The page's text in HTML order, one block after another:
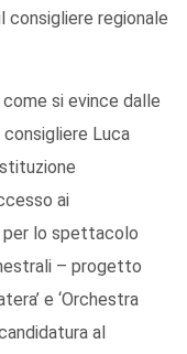
consigliere regionale
si evince dalle
consigliere Luca
ai
per lo spettacolo
– progetto
e ‘Orchestra
al